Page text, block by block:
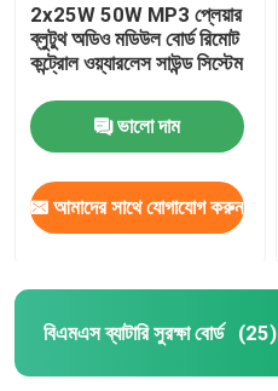
2x25W 50W MP3 প্লেয়ার
ব্লুটুথ অডিও মডিউল বোর্ড রিমোট
কন্ট্রোল ওয়্যারলেস সাউন্ড সিস্টেম
ভালো দাম
আমাদের সাথে যোগাযোগ করুন
বিএমএস ব্যাটারি সুরক্ষা বোর্ড (25)